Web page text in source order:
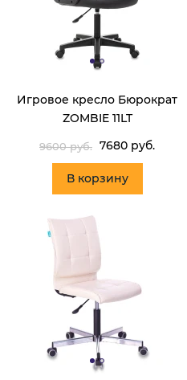
Игровое кресло Бюрократ
ZOMBIE 11LT
9600 руб. 7680 руб.
В корзину